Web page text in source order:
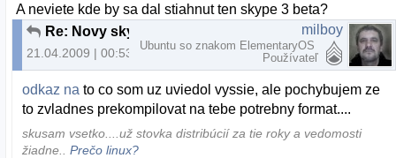
A neviete kde by sa dal stiahnut ten skype 3 beta?
Re: Novy skype
21.04.2009 | 00:53
milboy
Ubuntu so znakom ElementaryOS
Používateľ
odkaz nato co som uz uviedol vyssie, ale pochybujem ze
to zvladnes prekompilovat na tebe potrebny format....
skusam vsetko....už stovka distribúcií za tie roky a vedomosti
žiadne..Prečo linux?